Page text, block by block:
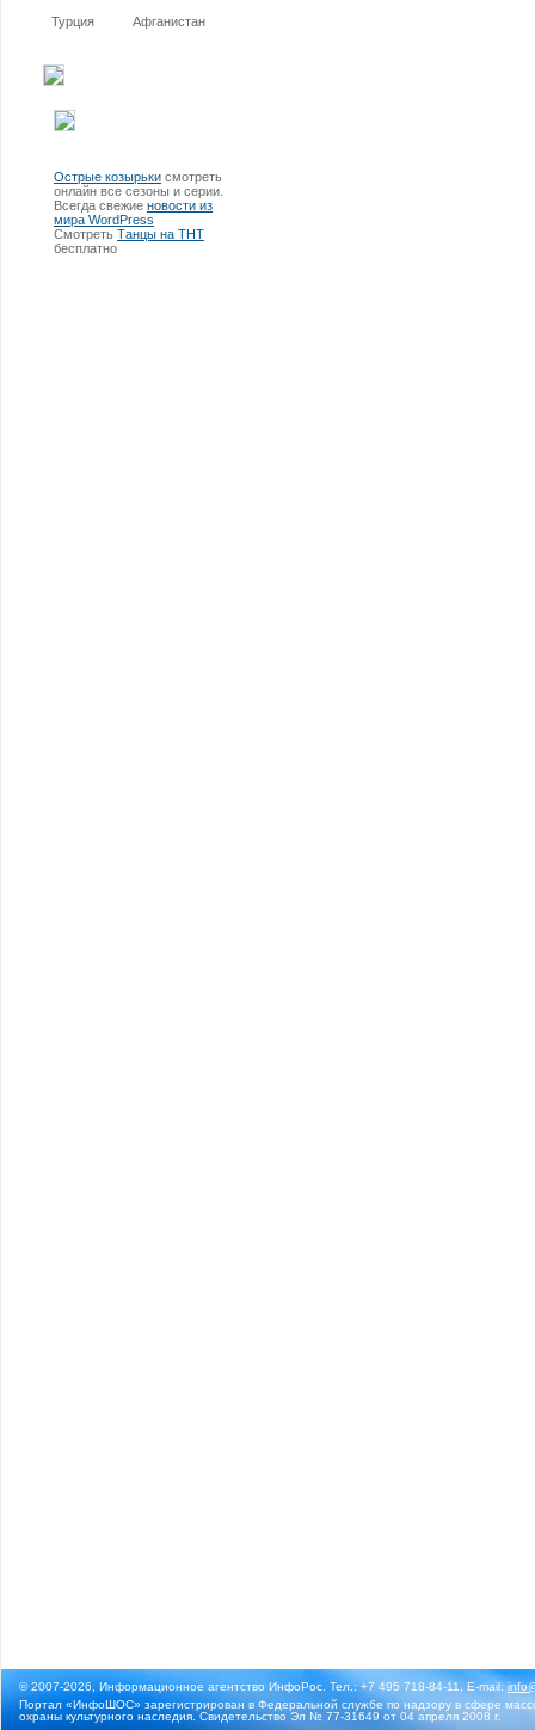
Турция Афганистан
Острые козырьки смотреть
онлайн все сезоны и серии.
Всегда свежие новости из
мира WordPress
Смотреть Танцы на ТНТ
бесплатно
© 2007-2026, Информационное агентство ИнфоРос. Тел.: +7 495 718-84-11, E-mail:
Портал «ИнфоШОС» зарегистрирован в Федеральной службе по надзору в сфере
охраны культурного наследия. Свидетельство Эл № 77-31649 от 04 апреля 2008 г.